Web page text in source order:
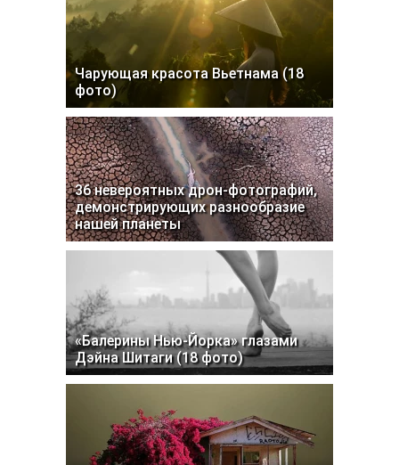
Чарующая красота Вьетнама (18
фото)
36 невероятных дрон-фотографий,
демонстрирующих разнообразие
нашей планеты
«Балерины Нью-Йорка» глазами
Дэйна Шитаги (18 фото)